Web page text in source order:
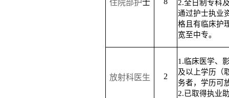
住院部护士 2.全日制专科
通过护士执业
格且有临床护
宽至中专。
放射科医生 2
1.临床医学、
及以上学历（
务者，学历可
2.已取得执业